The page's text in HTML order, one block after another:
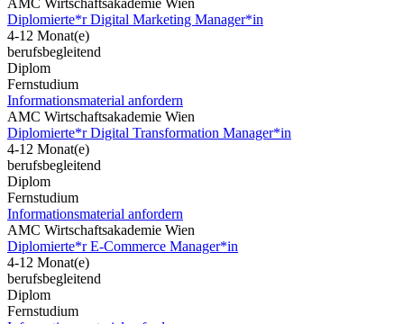
AMC Wirtschaftsakademie Wien
Diplomierte*r Digital Marketing Manager*in
4-12 Monat(e)
berufsbegleitend
Diplom
Fernstudium
Informationsmaterial anfordern
AMC Wirtschaftsakademie Wien
Diplomierte*r Digital Transformation Manager*in
4-12 Monat(e)
berufsbegleitend
Diplom
Fernstudium
Informationsmaterial anfordern
AMC Wirtschaftsakademie Wien
Diplomierte*r E-Commerce Manager*in
4-12 Monat(e)
berufsbegleitend
Diplom
Fernstudium